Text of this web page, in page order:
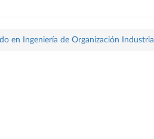
en Ingeniería de Organización Industrial